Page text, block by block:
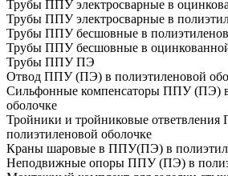
Трубы ППУ электросварные в
Трубы ППУ электросварные в
Трубы ППУ бесшовные в
Трубы ППУ бесшовные в
Трубы ППУ ПЭ
Отвод ППУ (ПЭ) в полиэтиленовой
Сильфонные компенсаторы ППУ (ПЭ) в
оболочке
Тройники и тройниковые
полиэтиленовой оболочке
Краны шаровые в ППУ(ПЭ) в
Неподвижные опоры ППУ (ПЭ) в